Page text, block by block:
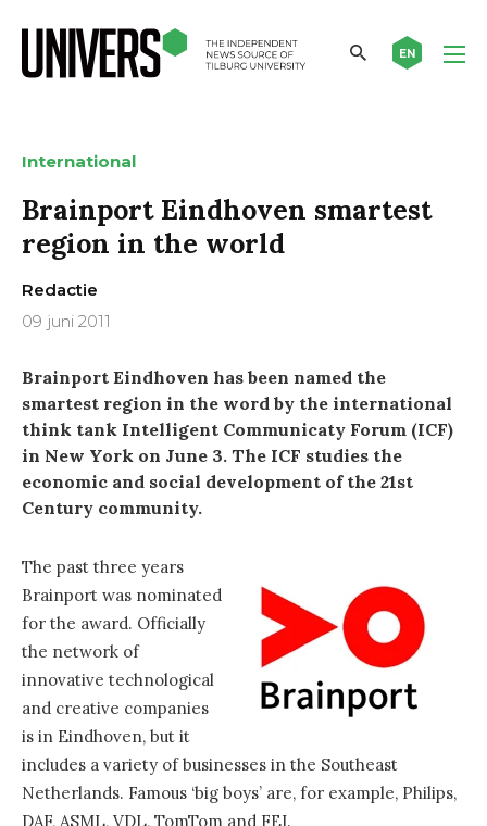
EN
International
Brainport Eindhoven smartest
region in the world
Redactie
09 juni 2011
Brainport Eindhoven has been named the
smartest region in the word by the international
think tank Intelligent Communicaty Forum (ICF)
in New York on June 3. The ICF studies the
economic and social development of the 21st
Century community.
The past three years
Brainport was nominated
for the award. Officially
the network of
innovative technological
and creative companies
is in Eindhoven, but it
includes a variety of businesses in the Southeast
Netherlands. Famous ‘big boys’ are, for example, Philips,
DAF, ASML, VDL, TomTom and FEI.